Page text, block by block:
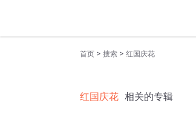
首页 > 搜索 > 红国庆花
红国庆花 相关的专辑